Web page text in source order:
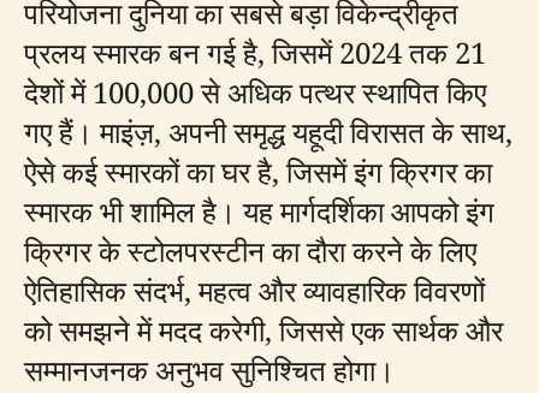
परियोजना दुनिया का सबसे बड़ा विकेन्द्रीकृत
प्रलय स्मारक बन गई है, जिसमें 2024 तक 21
देशों में 100,000 से अधिक पत्थर स्थापित किए
गए हैं। माइंज़, अपनी समृद्ध यहूदी विरासत के साथ,
ऐसे कई स्मारकों का घर है, जिसमें इंग क्रिगर का
स्मारक भी शामिल है। यह मार्गदर्शिका आपको इंग
क्रिगर के स्टोलपरस्टीन का दौरा करने के लिए
ऐतिहासिक संदर्भ, महत्व और व्यावहारिक विवरणों
को समझने में मदद करेगी, जिससे एक सार्थक और
सम्मानजनक अनुभव सुनिश्चित होगा।